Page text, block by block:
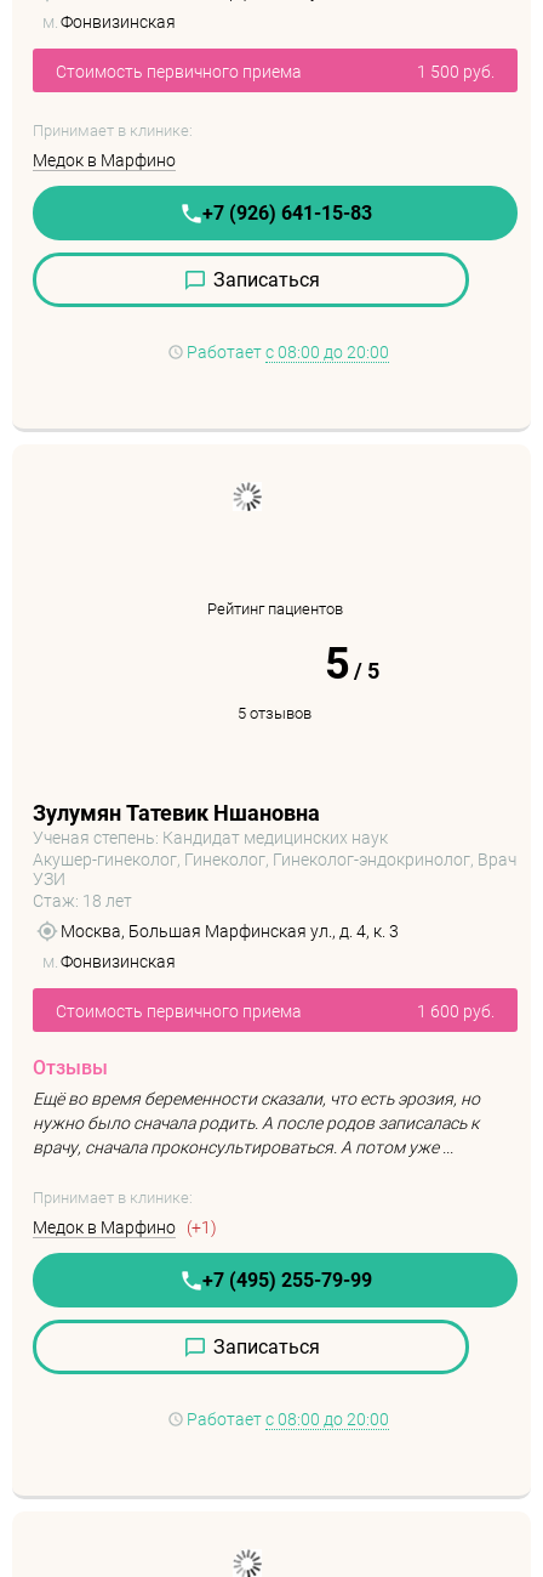
м. Фонвизинская
Стоимость первичного приема 1 500 руб.
Принимает в клинике:
Медок в Марфино
+7 (926) 641-15-83
Записаться
Работает с 08:00 до 20:00
Рейтинг пациентов
5/5
5 отзывов
Зулумян Татевик Ншановна
Ученая степень: Кандидат медицинских наук
Акушер-гинеколог, Гинеколог, Гинеколог-эндокринолог, Врач
УЗИ
Стаж: 18 лет
Москва, Большая Марфинская ул., д. 4, к. 3
м. Фонвизинская
Стоимость первичного приема 1 600 руб.
Отзывы
Ещё во время беременности сказали, что есть эрозия, но
нужно было сначала родить. А после родов записалась к
врачу, сначала проконсультироваться. А потом уже ...
Принимает в клинике:
Медок в Марфино (+1)
+7 (495) 255-79-99
Записаться
Работает с 08:00 до 20:00